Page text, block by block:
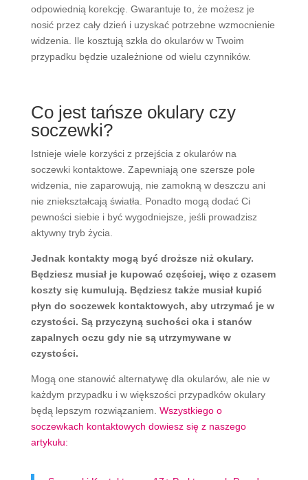
odpowiednią korekcję. Gwarantuje to, że możesz je
nosić przez cały dzień i uzyskać potrzebne wzmocnienie
widzenia. Ile kosztują szkła do okularów w Twoim
przypadku będzie uzależnione od wielu czynników.
Co jest tańsze okulary czy
soczewki?
Istnieje wiele korzyści z przejścia z okularów na
soczewki kontaktowe. Zapewniają one szersze pole
widzenia, nie zaparowują, nie zamokną w deszczu ani
nie zniekształcają światła. Ponadto mogą dodać Ci
pewności siebie i być wygodniejsze, jeśli prowadzisz
aktywny tryb życia.
Jednak kontakty mogą być droższe niż okulary.
Będziesz musiał je kupować częściej, więc z czasem
koszty się kumulują. Będziesz także musiał kupić
płyn do soczewek kontaktowych, aby utrzymać je w
czystości. Są przyczyną suchości oka i stanów
zapalnych oczu gdy nie są utrzymywane w
czystości.
Mogą one stanowić alternatywę dla okularów, ale nie w
każdym przypadku i w większości przypadków okulary
będą lepszym rozwiązaniem. Wszystkiego o
soczewkach kontaktowych dowiesz się z naszego
artykułu: